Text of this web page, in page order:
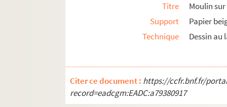
Ms 7290. Train de péniches sur le Rhône
Ms 7291. Paysage de montagne
Ms 7292. Le pont, la cascade et les rochers
Ms 7294. Groupe de maisons en contrebas
Ms 7295. Du Vernay
Ms 7296. Paysage de collines, avec village,
Titre
Moulin
Support
Papier
Technique
Dessin au
Citer ce document : https://ccfr.bnf.fr/
record=eadcgm:EADC:a79380917